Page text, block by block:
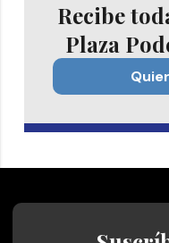
Recibe
Plaza